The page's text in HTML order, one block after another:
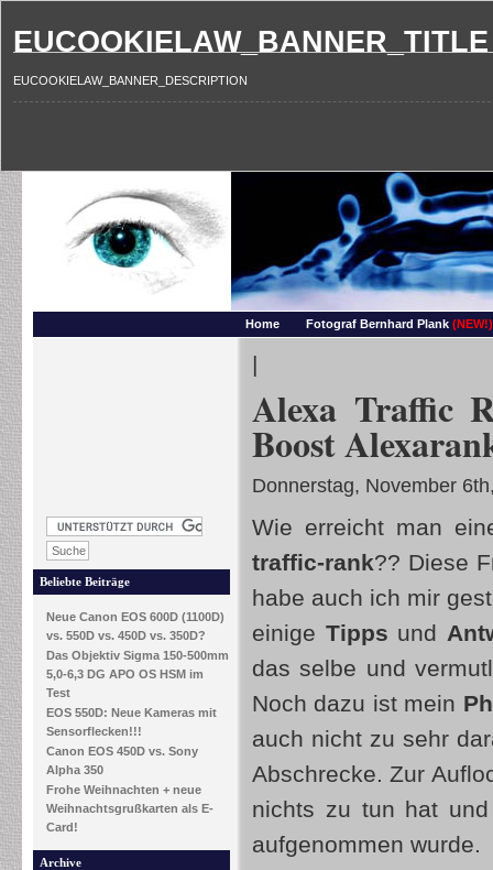
EUCOOKIELAW_BANNER_TITLE
EUCOOKIELAW_BANNER_DESCRIPTION
Home Fotograf Bernhard Plank (NEW!)
Beliebte Beiträge
Neue Canon EOS 600D (1100D)
vs. 550D vs. 450D vs. 350D?
Das Objektiv Sigma 150-500mm
5,0-6,3 DG APO OS HSM im
Test
EOS 550D: Neue Kameras mit
Sensorflecken!!!
Canon EOS 450D vs. Sony
Alpha 350
Frohe Weihnachten + neue
Weihnachtsgrußkarten als E-
Card!
Archive
|
Alexa Traffic
Boost
Donnerstag, November
Wie erreicht man
traffic-rank?? Diese
habe auch ich mir
einige Tipps und
das selbe und
Noch dazu ist mein
auch nicht zu sehr
Abschrecke. Zur
nichts zu tun hat
aufgenommen wurde.